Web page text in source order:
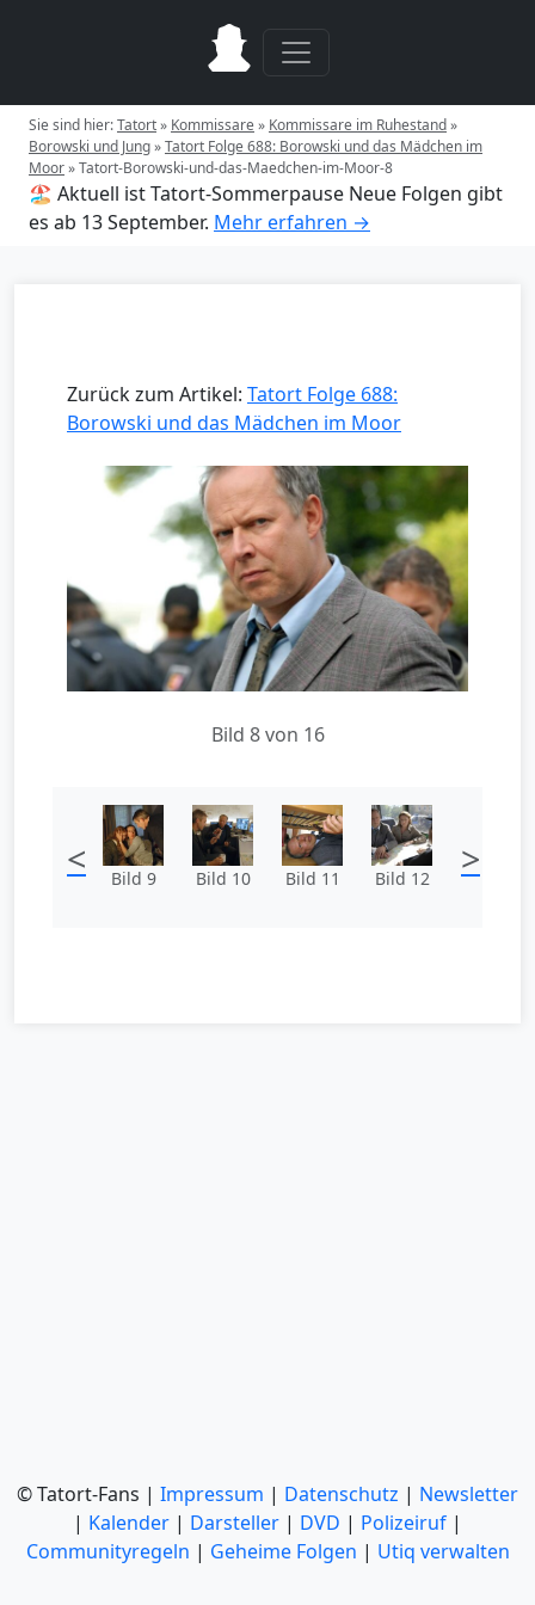
Sie sind hier:Tatort» Kommissare» Kommissare im Ruhestand»
Borowski und Jung»Tatort Folge 688: Borowski und das Mädchen im
Moor»Tatort-Borowski-und-das-Maedchen-im-Moor-8
🏖️ Aktuell ist Tatort-Sommerpause Neue Folgen gibt
es ab 13 September. Mehr erfahren →
Zurück zum Artikel: Tatort Folge 688:
Borowski und das Mädchen im Moor
Bild 8 von 16
< Bild 9 Bild 10 Bild 11 Bild 12 >
© Tatort-Fans | Impressum | Datenschutz | Newsletter
| Kalender | Darsteller | DVD | Polizeiruf |
Communityregeln | Geheime Folgen | Utiq verwalten